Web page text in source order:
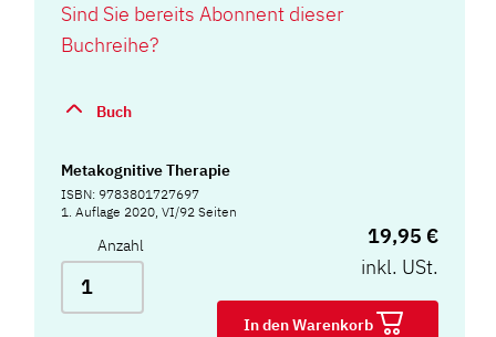
Sind Sie bereits Abonnent dieser
Buchreihe?
Buch
Metakognitive Therapie
ISBN: 9783801727697
1. Auflage 2020, VI/92 Seiten
Anzahl
19,95 €
inkl. USt.
In den Warenkorb